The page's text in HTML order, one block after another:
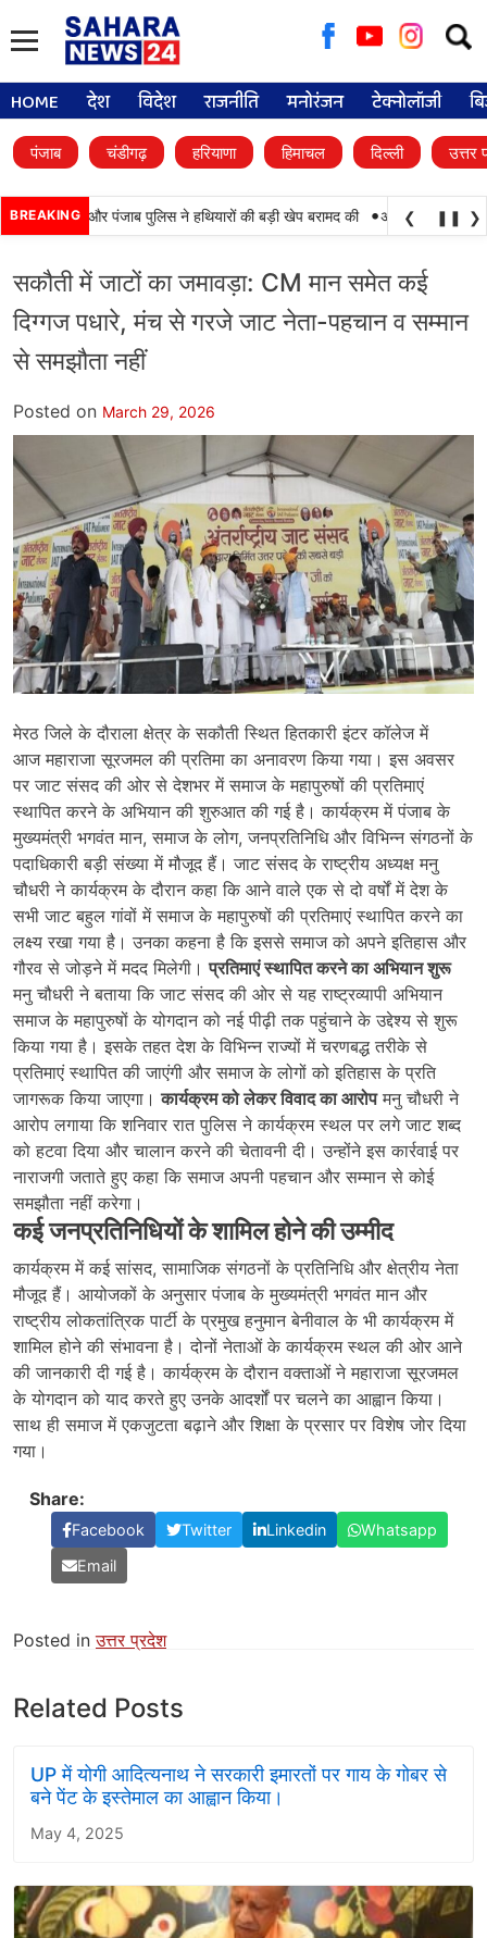
for:
HOME देश विदेश राजनीति मनोरंजन टेक्नोलॉजी
पंजाब चंडीगढ़ हरियाणा हिमाचल दिल्ली उत्तर
BREAKINGBSF और पंजाब पुलिस ने हथियारों की बड़ी खेप बरामद की • अमन अरोड़ा ने
❮ ❚❚ ❯
सकौती में जाटों का जमावड़ा: CM मान समेत कई
दिग्गज पधारे, मंच से गरजे जाट नेता-पहचान व सम्मान
से समझौता नहीं
Posted on March 29, 2026
मेरठ जिले के दौराला क्षेत्र के सकौती स्थित हितकारी इंटर कॉलेज में
आज महाराजा सूरजमल की प्रतिमा का अनावरण किया गया। इस अवसर
पर जाट संसद की ओर से देशभर में समाज के महापुरुषों की प्रतिमाएं
स्थापित करने के अभियान की शुरुआत की गई है। कार्यक्रम में पंजाब के
मुख्यमंत्री भगवंत मान, समाज के लोग, जनप्रतिनिधि और विभिन्न संगठनों के
पदाधिकारी बड़ी संख्या में मौजूद हैं। जाट संसद के राष्ट्रीय अध्यक्ष मनु
चौधरी ने कार्यक्रम के दौरान कहा कि आने वाले एक से दो वर्षों में देश के
सभी जाट बहुल गांवों में समाज के महापुरुषों की प्रतिमाएं स्थापित करने का
लक्ष्य रखा गया है। उनका कहना है कि इससे समाज को अपने इतिहास और
गौरव से जोड़ने में मदद मिलेगी।प्रतिमाएं स्थापित करने का अभियान शुरू
मनु चौधरी ने बताया कि जाट संसद की ओर से यह राष्ट्रव्यापी अभियान
समाज के महापुरुषों के योगदान को नई पीढ़ी तक पहुंचाने के उद्देश्य से शुरू
किया गया है। इसके तहत देश के विभिन्न राज्यों में चरणबद्ध तरीके से
प्रतिमाएं स्थापित की जाएंगी और समाज के लोगों को इतिहास के प्रति
जागरूक किया जाएगा।कार्यक्रम को लेकर विवाद का आरोपमनु चौधरी ने
आरोप लगाया कि शनिवार रात पुलिस ने कार्यक्रम स्थल पर लगे जाट शब्द
को हटवा दिया और चालान करने की चेतावनी दी। उन्होंने इस कार्रवाई पर
नाराजगी जताते हुए कहा कि समाज अपनी पहचान और सम्मान से कोई
समझौता नहीं करेगा।
कई जनप्रतिनिधियों के शामिल होने की उम्मीद
कार्यक्रम में कई सांसद, सामाजिक संगठनों के प्रतिनिधि और क्षेत्रीय नेता
मौजूद हैं। आयोजकों के अनुसार पंजाब के मुख्यमंत्री भगवंत मान और
राष्ट्रीय लोकतांत्रिक पार्टी के प्रमुख हनुमान बेनीवाल के भी कार्यक्रम में
शामिल होने की संभावना है। दोनों नेताओं के कार्यक्रम स्थल की ओर आने
की जानकारी दी गई है। कार्यक्रम के दौरान वक्ताओं ने महाराजा सूरजमल
के योगदान को याद करते हुए उनके आदर्शों पर चलने का आह्वान किया।
साथ ही समाज में एकजुटता बढ़ाने और शिक्षा के प्रसार पर विशेष जोर दिया
गया।
Share:
Facebook Twitter Linkedin
Whatsapp
Email
Posted inउत्तर प्रदेश
Related Posts
UP में योगी आदित्यनाथ ने सरकारी इमारतों पर गाय के गोबर से
बने पेंट के इस्तेमाल का आह्वान किया।
May 4, 2025